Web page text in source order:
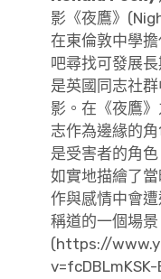
影《夜鷹》
在東倫敦中學
吧尋找可發展
是英國同志社
影。在《夜鷹
志作為邊緣的
是受害者的角
如實地描繪了
作與感情中會
稱道的一個場景
(https://